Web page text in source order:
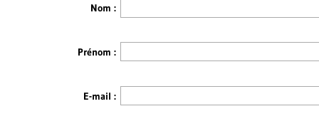
Nom :
Prénom :
E-mail :